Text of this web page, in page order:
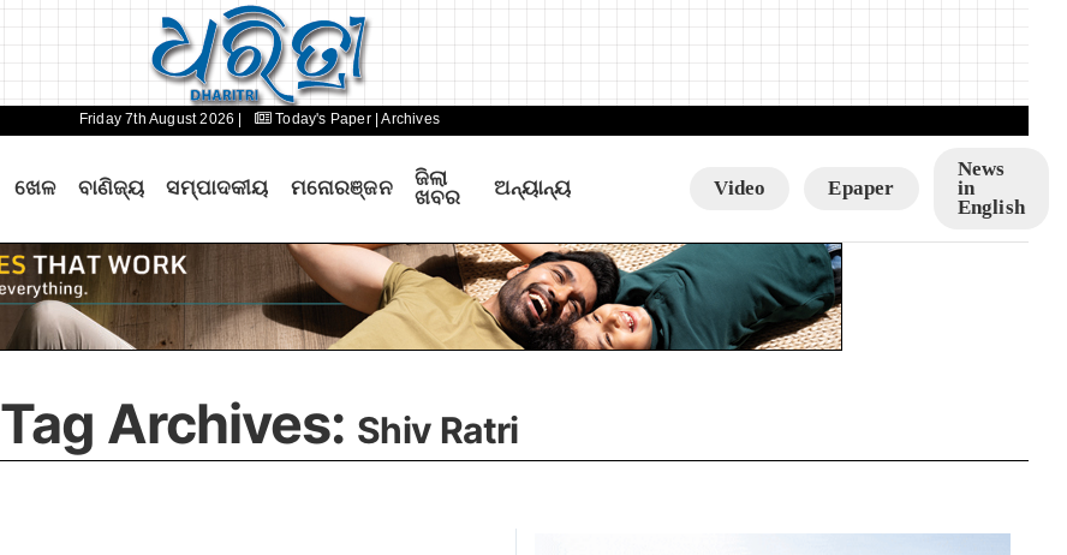
Friday 7th August 2026 | Today's Paper | Archives
ଖେଳ ବାଣିଜ୍ୟ ସମ୍ପାଦକୀୟ ମନୋରଞ୍ଜନ
ଜିଲା
ଖବର
ଅନ୍ୟାନ୍ୟ Video Epaper
News
in
English
Tag Archives: Shiv Ratri